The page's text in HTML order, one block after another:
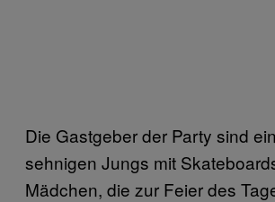
Die Gastgeber der Party sind
sehnigen Jungs mit
Mädchen, die zur Feier des